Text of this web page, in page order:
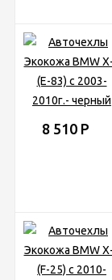
8 510 Р